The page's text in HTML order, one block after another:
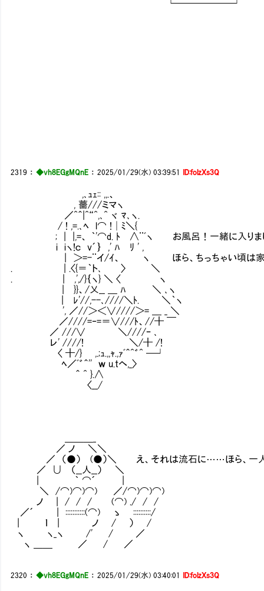
└──────┘
2319 ：◆vh8EGgMQnE ：2025/01/29(水) 03:39:51 ID:folzXs3Q
,､ｭｪ:: ,,.、
, 薔///ミマヽ
／^＾|^“^,､^ ヾ ﾏ､ヽ.
/ ! ,=.､ﾍ l⌒ !│ﾐ＼{
; | |,=、 ｀'⌒d. ﾄ ∧¨ﾞヽ お風呂！一緒に入りま
i iヽ!ｃ v´｝ ,' ﾊ ﾘ ' ,
| ＞=-¨イ/ｲ、 ヽ ほら、ちっちゃい頃は家族み
. | .〈{＝｀ト､ 〉 ＼
. | ,',/}｛ヽ} ＼ 〈 ヽ
| }}、/乂__ ＿ ﾊ ＼ ､ヽ
| ﾚ'//,--､////＼ﾄ. ＼｀ヽ
', ／//＞＜∨////＞= ＿ _ ＼
／////=‐=＝∨///ﾄ、//╋ ￣
／ ///∨ ＼////ｰ ､
レ' ////! ＼/╋ /!
〈 ╋/} ,.;ｭ.,,ｬ.,ｧﾞ＾^゛^ ─┘
ﾍ／ﾞ゛＾'' ｗ u.tヘ,_〉
＾ ^ }.∧
〈__/
／ ノ ＼＼
／ （●） (●）＼ え、それは流石に……ほら、一人
／ ∪ （__人__） ＼
| ｀ ⌒´ |
＼ /⌒)⌒)⌒) ／/⌒)⌒)⌒)
ノ | / / / (⌒) ./ / /
／´ | :::::::::::(⌒) ゝ ::::::::::/
| ｌ | ノ / ） /
ヽ ヽ_ヽ /' / ／
ヽ ＿＿ ／ / ／
2320 ：◆vh8EGgMQnE ：2025/01/29(水) 03:40:01 ID:folzXs3Q